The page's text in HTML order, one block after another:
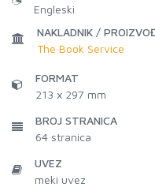
Engleski
NAKLADNIK /
The Book Service
FORMAT
213 x 297 mm
BROJ STRANICA
64 stranica
UVEZ
meki uvez